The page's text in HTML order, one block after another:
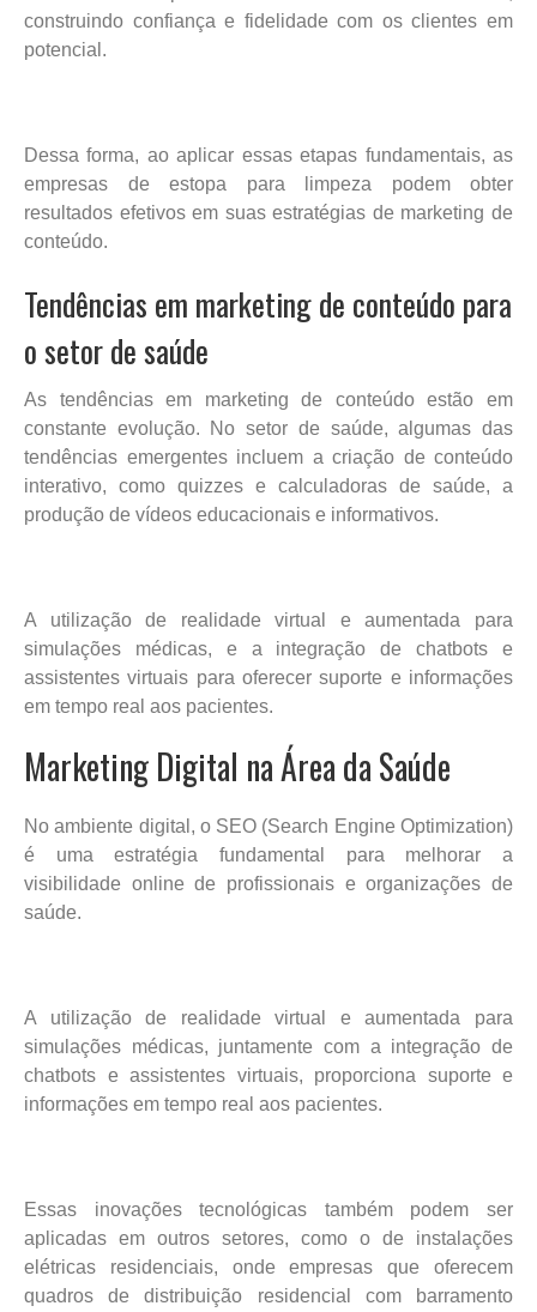
construindo confiança e fidelidade com os clientes em
potencial.
Dessa forma, ao aplicar essas etapas fundamentais, as
empresas de estopa para limpeza podem obter
resultados efetivos em suas estratégias de marketing de
conteúdo.
Tendências em marketing de conteúdo para
o setor de saúde
As tendências em marketing de conteúdo estão em
constante evolução. No setor de saúde, algumas das
tendências emergentes incluem a criação de conteúdo
interativo, como quizzes e calculadoras de saúde, a
produção de vídeos educacionais e informativos.
A utilização de realidade virtual e aumentada para
simulações médicas, e a integração de chatbots e
assistentes virtuais para oferecer suporte e informações
em tempo real aos pacientes.
Marketing Digital na Área da Saúde
No ambiente digital, o SEO (Search Engine Optimization)
é uma estratégia fundamental para melhorar a
visibilidade online de profissionais e organizações de
saúde.
A utilização de realidade virtual e aumentada para
simulações médicas, juntamente com a integração de
chatbots e assistentes virtuais, proporciona suporte e
informações em tempo real aos pacientes.
Essas inovações tecnológicas também podem ser
aplicadas em outros setores, como o de instalações
elétricas residenciais, onde empresas que oferecem
quadros de distribuição residencial com barramento